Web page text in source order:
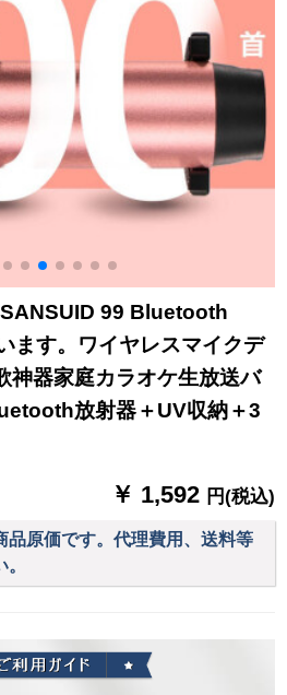
SANSUID 99 Bluetooth
ます。ワイヤレスマイクデ
神器家庭カラオケ生放送バ
放射器＋UV収納＋3
￥ 1,592 円(税込)
品原価です。代理費用、送料等